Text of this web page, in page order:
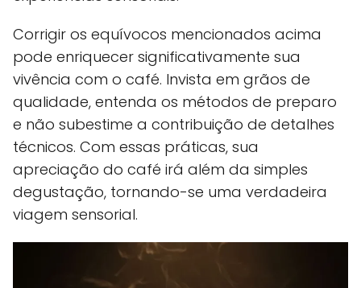
Corrigir os equívocos mencionados acima
pode enriquecer significativamente sua
vivência com o café. Invista em grãos de
qualidade, entenda os métodos de preparo
e não subestime a contribuição de detalhes
técnicos. Com essas práticas, sua
apreciação do café irá além da simples
degustação, tornando-se uma verdadeira
viagem sensorial.